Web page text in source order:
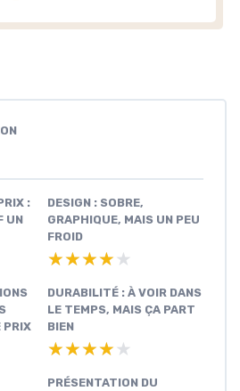
:
UN
DESIGN : SOBRE,
GRAPHIQUE, MAIS UN PEU
FROID
★★★★★
★★★★★
PRIX
DURABILITÉ : À VOIR DANS
LE TEMPS, MAIS ÇA PART
BIEN
★★★★★
★★★★★
PRÉSENTATION DU